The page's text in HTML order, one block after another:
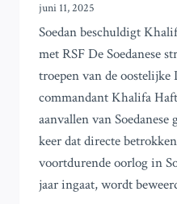
juni 11, 2025
Soedan beschuldigt
met RSF De Soedanese
troepen van de
commandant Khalifa
aanvallen van
keer dat directe
voortdurende oorlog in
jaar ingaat, wordt